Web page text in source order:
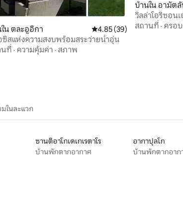
าก 5, 76 รีวิว
น ตละอูอิกา คะแนนเฉลี่ย 4.85 จาก 5, 39
4.85 (39)
ซิสแห่งความสงบพร้อมสระว่ายน้ำอุ่น
นที่ · ความคุ้มค่า · สภาพ
บ้านใน อามัต
วิลล่าโอริซอนเ
โปซตลัน
สถานที่ · ครอ
ในละแวก
ซานติอาโกเดเกเรตาโร
บ้านพักตากอากาศ
อากาปุลโก
บ้านพักตากอาก